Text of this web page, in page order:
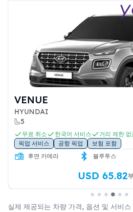
VENUE
HYUNDAI
5
무료 취소 한국어 서비스
거리 제한 없
픽업 서비스
공항 픽업
보험 포함
후면 카메라
블루투스
USD 65.82
실제 제공되는 차량 가격, 옵션 및 서비